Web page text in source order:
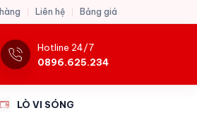
Liên hệ Bảng giá
Hotline 24/7
0896.625.234
LÒ VI SÓNG